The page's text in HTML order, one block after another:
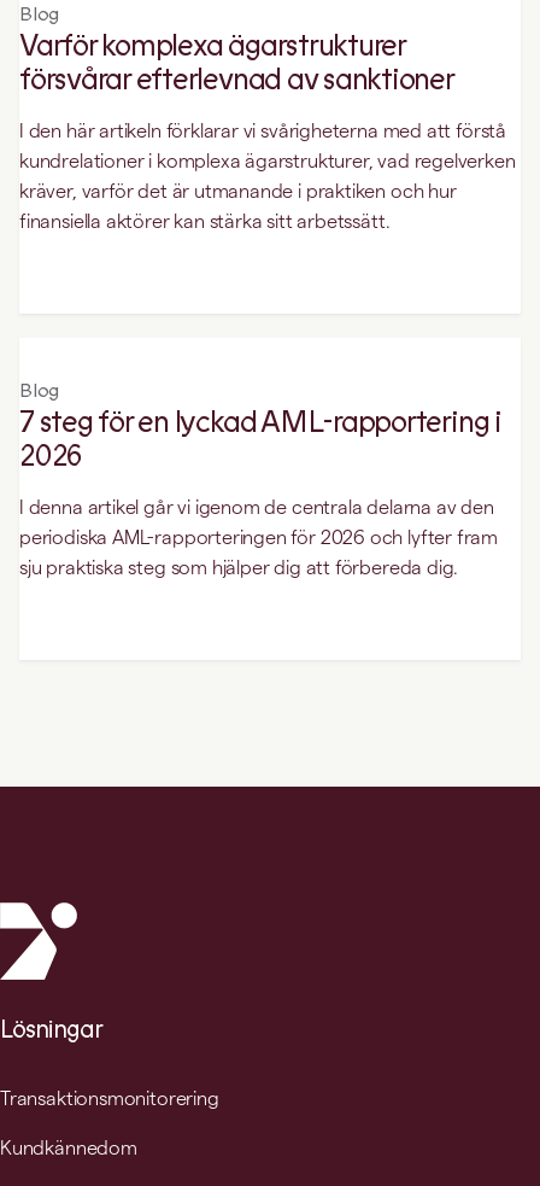
Blog
Varför komplexa ägarstrukturer
försvårar efterlevnad av sanktioner
I den här artikeln förklarar vi svårigheterna med att förstå
kundrelationer i komplexa ägarstrukturer, vad regelverken
kräver, varför det är utmanande i praktiken och hur
finansiella aktörer kan stärka sitt arbetssätt.
Blog
7 steg för en lyckad AML-rapportering i
2026
I denna artikel går vi igenom de centrala delarna av den
periodiska AML-rapporteringen för 2026 och lyfter fram
sju praktiska steg som hjälper dig att förbereda dig.
Lösningar
Transaktionsmonitorering
Kundkännedom